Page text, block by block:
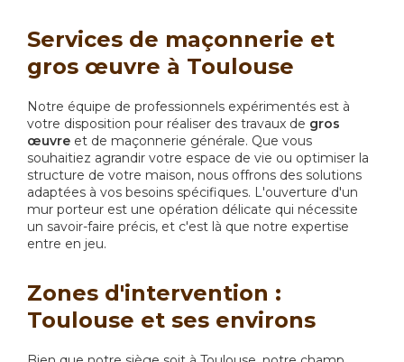
Services de maçonnerie et
gros œuvre à Toulouse
Notre équipe de professionnels expérimentés est à
votre disposition pour réaliser des travaux de gros
œuvre et de maçonnerie générale. Que vous
souhaitiez agrandir votre espace de vie ou optimiser la
structure de votre maison, nous offrons des solutions
adaptées à vos besoins spécifiques. L'ouverture d'un
mur porteur est une opération délicate qui nécessite
un savoir-faire précis, et c'est là que notre expertise
entre en jeu.
Zones d'intervention :
Toulouse et ses environs